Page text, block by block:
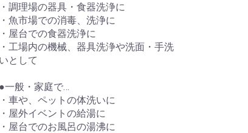
・調理場の器具・食器洗浄に
・魚市場での消毒、洗浄に
・屋台での食器洗浄に
・工場内の機械、器具洗浄や洗面・手洗
いとして
●一般・家庭で…
・車や、ペットの体洗いに
・屋外イベントの給湯に
・屋台でのお風呂の湯沸に